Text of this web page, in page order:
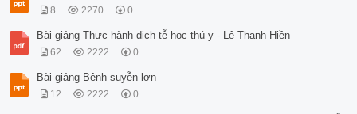
8 2270 0
Bài giảng Thực hành dịch tễ học thú y - Lê Thanh Hiền
62 2222 0
Bài giảng Bệnh suyễn lợn
12 2222 0